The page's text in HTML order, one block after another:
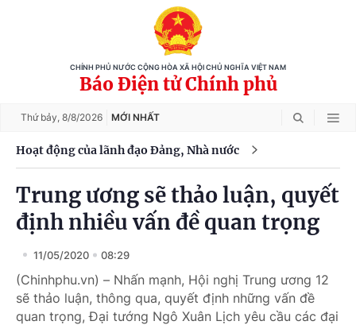
CHÍNH PHỦ NƯỚC CỘNG HÒA XÃ HỘI CHỦ NGHĨA VIỆT NAM
Báo Điện tử Chính phủ
Thứ bảy, 8/8/2026 MỚI NHẤT
Hoạt động của lãnh đạo Đảng, Nhà nước
Trung ương sẽ thảo luận, quyết
định nhiều vấn đề quan trọng
11/05/2020 08:29
(Chinhphu.vn) – Nhấn mạnh, Hội nghị Trung ương 12
sẽ thảo luận, thông qua, quyết định những vấn đề
quan trọng, Đại tướng Ngô Xuân Lịch yêu cầu các đại